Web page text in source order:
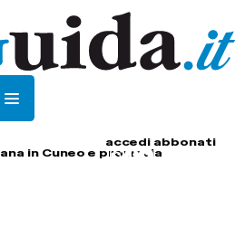
accedi abbonati
in Cuneo e provincia